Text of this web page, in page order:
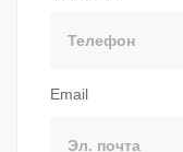
Email